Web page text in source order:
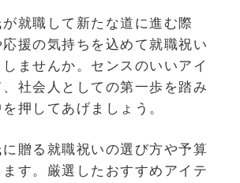
就職して新たな道に進む際
援の気持ちを込めて就職祝い
ませんか。センスのいいアイ
社会人としての第一歩を踏み
押してあげましょう。
贈る就職祝いの選び方や予算
す。厳選したおすすめアイテ